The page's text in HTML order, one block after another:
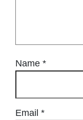
Name *
Email *